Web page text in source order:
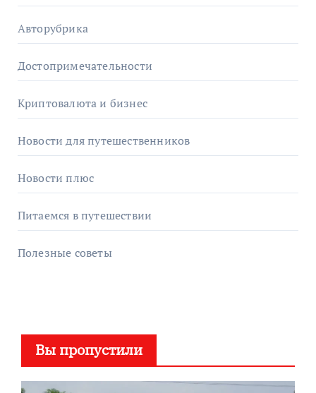
Авторубрика
Достопримечательности
Криптовалюта и бизнес
Новости для путешественников
Новости плюс
Питаемся в путешествии
Полезные советы
Вы пропустили